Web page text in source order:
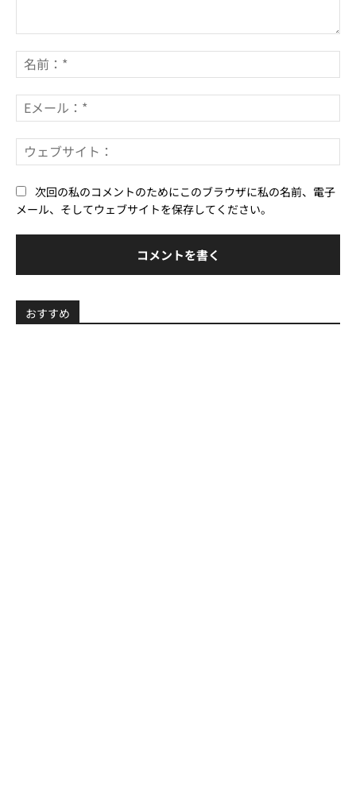
メ
ン
ト：
前
*
メ
ー
*ェ
次回の私のコメントのためにこのブラウザに私の名前、電子
メール、そしてウェブサイトを保存してください。
おすすめ